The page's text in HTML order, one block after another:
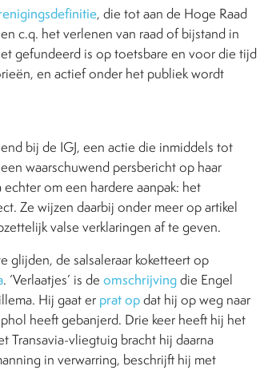
, die tot aan de Hoge Raad
c.q. het verlenen van raad of bijstand in
gefundeerd is op toetsbare en voor die tijd
en actief onder het publiek wordt
bij de IGJ, een actie die inmiddels tot
waarschuwend persbericht op haar
om een hardere aanpak: het
Ze wijzen daarbij onder meer op artikel
valse verklaringen af te geven.
glijden, de salsaleraar koketteert op
. ‘Verlaatjes’ is de omschrijvingdie Engel
Hij gaat er prat opdat hij op weg naar
heeft gebanjerd. Drie keer heeft hij het
Transavia-vliegtuig bracht hij daarna
in verwarring, beschrijft hij met